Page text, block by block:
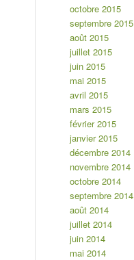
octobre 2015
septembre 2015
août 2015
juillet 2015
juin 2015
mai 2015
avril 2015
mars 2015
février 2015
janvier 2015
décembre 2014
novembre 2014
octobre 2014
septembre 2014
août 2014
juillet 2014
juin 2014
mai 2014